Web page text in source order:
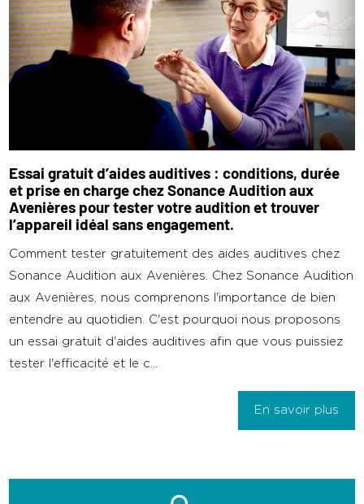
Essai gratuit d’aides auditives : conditions, durée
et prise en charge chez Sonance Audition aux
Avenières pour tester votre audition et trouver
l’appareil idéal sans engagement.
Comment tester gratuitement des aides auditives chez
Sonance Audition aux Avenières. Chez Sonance Audition
aux Avenières, nous comprenons l'importance de bien
entendre au quotidien. C'est pourquoi nous proposons
un essai gratuit d'aides auditives afin que vous puissiez
tester l'efficacité et le c...
En savoir plus